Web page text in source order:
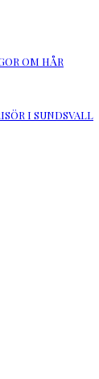
OM HÅR
I SUNDSVALL